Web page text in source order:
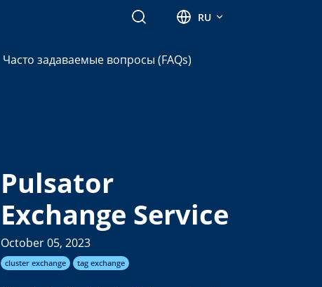
Search RU
Часто задаваемые вопросы (FAQs)
Pulsator
Exchange Service
October 05, 2023
cluster exchange tag exchange